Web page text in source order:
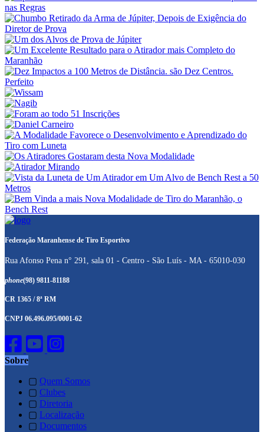
Federação Maranhense de Tiro Esportivo
Rua Afonso Pena n° 291, sala 01 - Centro - São Luís - MA - 65010-030
phone(98) 9811-81188
CR 1365 / 8ª RM
CNPJ 06.496.095/0001-62
Sobre
▢ Quem Somos
▢ Clubes
▢ Diretoria
▢ Localização
▢ Documentos